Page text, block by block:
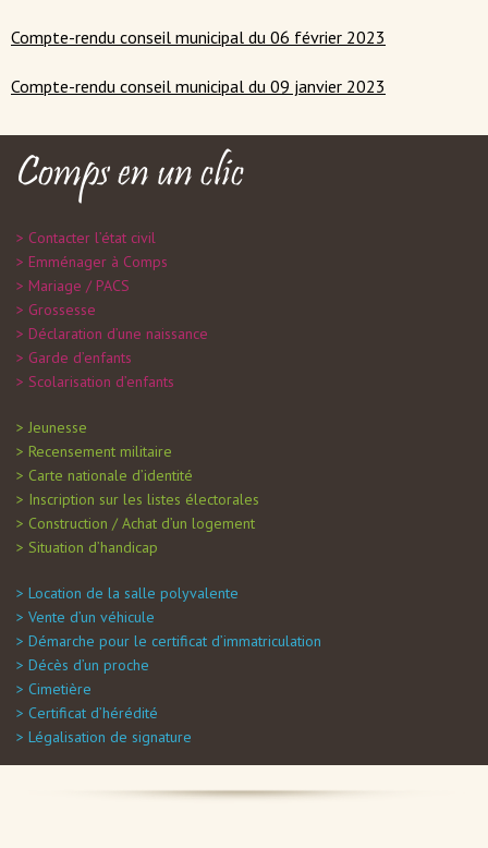
Compte-rendu conseil municipal du 06 février 2023
Compte-rendu conseil municipal du 09 janvier 2023
Comps en un clic
Contacter l’état civil
Emménager à Comps
Mariage / PACS
Grossesse
Déclaration d’une naissance
Garde d’enfants
Scolarisation d’enfants
Jeunesse
Recensement militaire
Carte nationale d’identité
Inscription sur les listes électorales
Construction / Achat d’un logement
Situation d’handicap
Location de la salle polyvalente
Vente d’un véhicule
Démarche pour le certificat d’immatriculation
Décès d’un proche
Cimetière
Certificat d’hérédité
Légalisation de signature